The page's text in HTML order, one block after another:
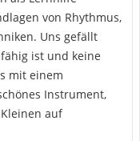
von Rhythmus,
Uns gefällt
ist und keine
mit einem
Instrument,
auf